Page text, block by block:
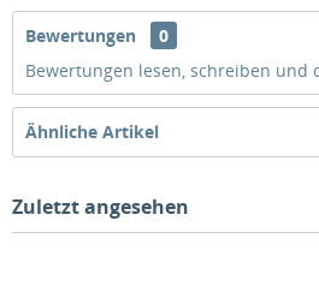
Bewertungen
0
Bewertungen lesen, schreiben und
Ähnliche Artikel
Zuletzt angesehen